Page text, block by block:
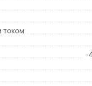
током
-